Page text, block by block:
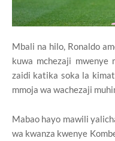
Mbali na hilo, Ronaldo
kuwa mchezaji mwenye
zaidi katika soka la
mmoja wa wachezaji
Mabao hayo mawili
wa kwanza kwenye